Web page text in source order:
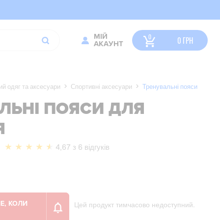
МІЙ
АКАУНТ
0 ГРН
одяг та аксесуари Спортивні аксесуари Тренувальні пояси
ПОЯСИ ДЛЯ
4,67 з 6 відгуків
Цей продукт тимчасово недоступний.